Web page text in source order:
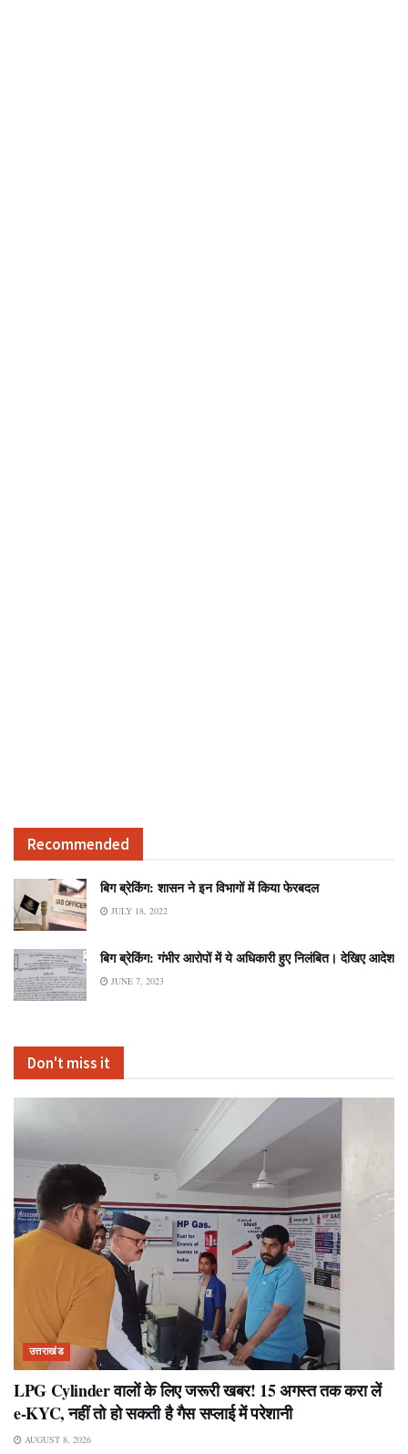
Recommended
बिग ब्रेकिंग: शासन ने इन विभागों में किया फेरबदल
JULY 18, 2022
बिग ब्रेकिंग: गंभीर आरोपों में ये अधिकारी हुए निलंबित। देखिए आदेश
JUNE 7, 2023
Don't miss it
उत्तराखंड
LPG Cylinder वालों के लिए जरूरी खबर! 15 अगस्त तक करा लें
e-KYC, नहीं तो हो सकती है गैस सप्लाई में परेशानी
AUGUST 8, 2026